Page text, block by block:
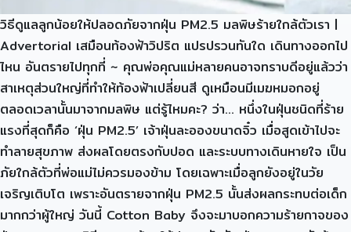
วิธีดูแลลูกน้อยให้ปลอดภัยจากฝุ่น PM2.5 มลพิษร้ายใกล้ตัวเรา |
Advertorial เสมือนท้องฟ้าวิปริต แปรปรวนทันใด เดินทางออกไป
ไหน อันตรายไปทุกที่ ~ คุณพ่อคุณแม่หลายคนอาจทราบดีอยู่แล้วว่า
สาเหตุส่วนใหญ่ที่ทำให้ท้องฟ้าเปลี่ยนสี ดูเหมือนมีเมฆหมอกอยู่
ตลอดเวลานั้นมาจากมลพิษ แต่รู้ไหมคะ? ว่า… หนึ่งในฝุ่นชนิดที่ร้าย
แรงที่สุดก็คือ ‘ฝุ่น PM2.5’ เจ้าฝุ่นละอองขนาดจิ๋ว เมื่อสูดเข้าไปจะ
ทำลายสุขภาพ ส่งผลโดยตรงกับปอด และระบบทางเดินหายใจ เป็น
ภัยใกล้ตัวที่พ่อแม่ไม่ควรมองข้าม โดยเฉพาะเมื่อลูกยังอยู่ในวัย
เจริญเติบโต เพราะอันตรายจากฝุ่น PM2.5 นั้นส่งผลกระทบต่อเด็ก
มากกว่าผู้ใหญ่ วันนี้ Cotton Baby จึงจะมาบอกความร้ายกาจของ